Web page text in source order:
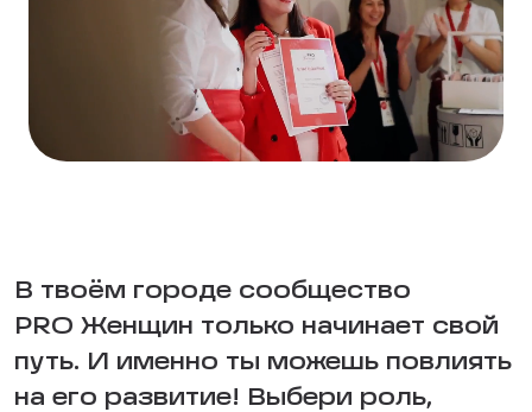
В твоём городе сообщество
PRO Женщин только начинает свой
путь. И именно ты можешь повлиять
на его развитие! Выбери роль,